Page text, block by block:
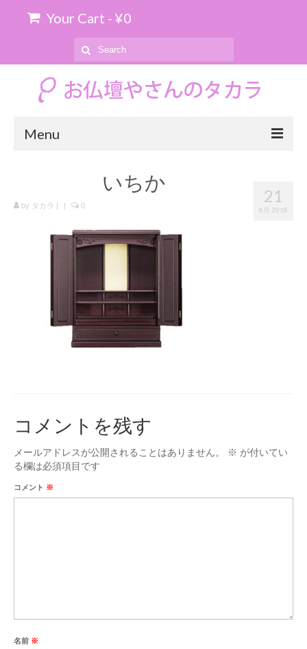
Your Cart - ¥0
Search
for:
Menu
お位牌の購入について
お仏壇のお引き取り
台付仏壇
お位牌
男性用
女性用
最新のご案内
21
8月 2018
いちか
by タカラ | | 0
コメントを残す
メールアドレスが公開されることはありません。 ※ が付いてい
る欄は必須項目です
コメント ※
名前 ※